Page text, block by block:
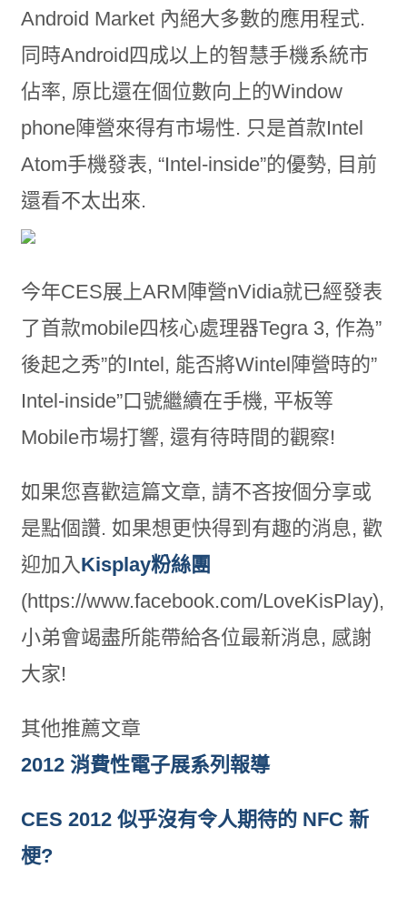
Android Market 內絕大多數的應用程式.
同時Android四成以上的智慧手機系統市
佔率, 原比還在個位數向上的Window
phone陣營來得有市場性. 只是首款Intel
Atom手機發表, “Intel-inside”的優勢, 目前
還看不太出來.
今年CES展上ARM陣營nVidia就已經發表
了首款mobile四核心處理器Tegra 3, 作為”
後起之秀”的Intel, 能否將Wintel陣營時的”
Intel-inside”口號繼續在手機, 平板等
Mobile市場打響, 還有待時間的觀察!
如果您喜歡這篇文章, 請不吝按個分享或
是點個讚. 如果想更快得到有趣的消息, 歡
迎加入Kisplay粉絲團
(https://www.facebook.com/LoveKisPlay),
小弟會竭盡所能帶給各位最新消息, 感謝
大家!
其他推薦文章
2012 消費性電子展系列報導
CES 2012 似乎沒有令人期待的 NFC 新
梗?